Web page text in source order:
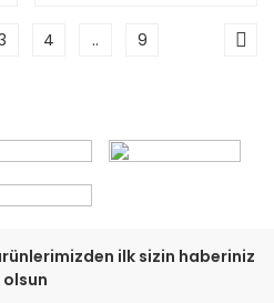
4 .. 9
ilk sizin haberiniz
olsun